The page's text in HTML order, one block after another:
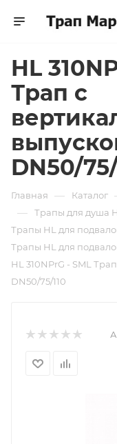
HL
Трап с
DN50/
Главная — Каталог
— Трапы для душа
Трапы HL для
Трапы HL для
HL 310NPrG - SML
DN50/75/110